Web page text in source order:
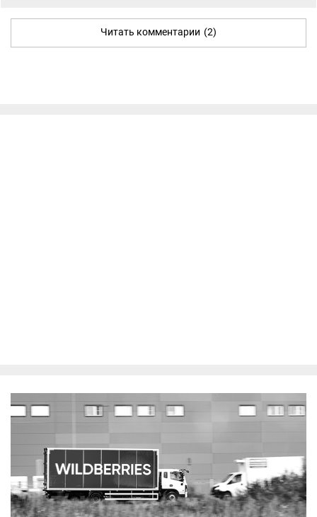
Читать комментарии (2)